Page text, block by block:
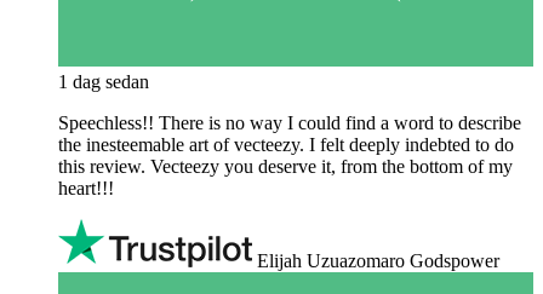
1 dag sedan
Speechless!! There is no way I could find a word to describe
the inesteemable art of vecteezy. I felt deeply indebted to do
this review. Vecteezy you deserve it, from the bottom of my
heart!!!
Elijah Uzuazomaro Godspower